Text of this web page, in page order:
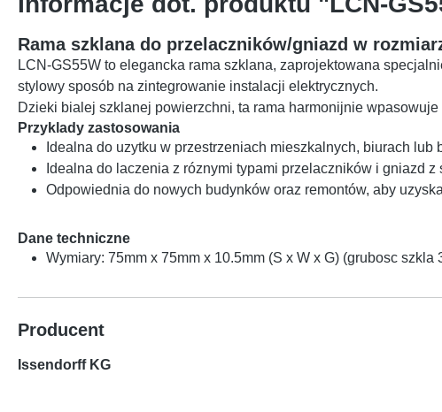
Rama szklana do przelaczników/gniazd w
LCN-GS55W to elegancka rama szklana, zaprojektowana
stylowy sposób na zintegrowanie instalacji elektrycznych.
Dzieki bialej szklanej powierzchni, ta rama harmonijnie
Przyklady zastosowania
Idealna do uzytku w przestrzeniach mieszkalnych, biurach lub
Idealna do laczenia z róznymi typami przelaczników i gniazd z
Odpowiednia do nowych budynków oraz remontów, aby
Dane techniczne
Wymiary: 75mm x 75mm x 10.5mm (S x W x G) (grubosc szkla
Producent
Issendorff KG